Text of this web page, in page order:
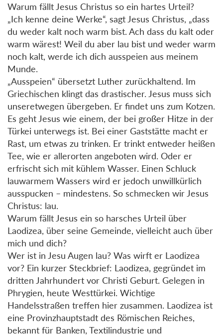
Warum fällt Jesus Christus so ein hartes Urteil?
„Ich kenne deine Werke“, sagt Jesus Christus, „dass
du weder kalt noch warm bist. Ach dass du kalt oder
warm wärest! Weil du aber lau bist und weder warm
noch kalt, werde ich dich ausspeien aus meinem
Munde.
„Ausspeien“ übersetzt Luther zurückhaltend. Im
Griechischen klingt das drastischer. Jesus muss sich
unseretwegen übergeben. Er findet uns zum Kotzen.
Es geht Jesus wie einem, der bei großer Hitze in der
Türkei unterwegs ist. Bei einer Gaststätte macht er
Rast, um etwas zu trinken. Er trinkt entweder heißen
Tee, wie er allerorten angeboten wird. Oder er
erfrischt sich mit kühlem Wasser. Einen Schluck
lauwarmem Wassers wird er jedoch unwillkürlich
ausspucken – mindestens. So schmecken wir Jesus
Christus: lau.
Warum fällt Jesus ein so harsches Urteil über
Laodizea, über seine Gemeinde, vielleicht auch über
mich und dich?
Wer ist in Jesu Augen lau? Was wirft er Laodizea
vor? Ein kurzer Steckbrief: Laodizea, gegründet im
dritten Jahrhundert vor Christi Geburt. Gelegen in
Phrygien, heute Westtürkei. Wichtige
Handelsstraßen treffen hier zusammen. Laodizea ist
eine Provinzhauptstadt des Römischen Reiches,
bekannt für Banken, Textilindustrie und